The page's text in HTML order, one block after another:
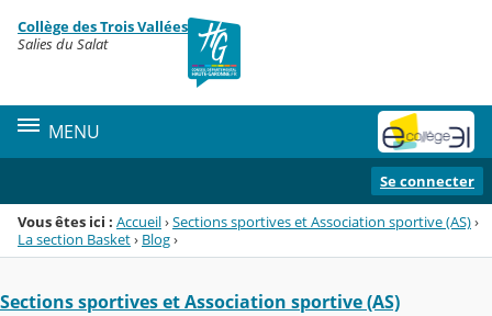
Menu de la rubrique
Contenu
Collège des Trois Vallées
Salies du Salat
MENU
Se connecter
Vous êtes ici : Accueil›Sections sportives et Association sportive (AS)›
La section Basket› Blog›
Sections sportives et Association sportive (AS)